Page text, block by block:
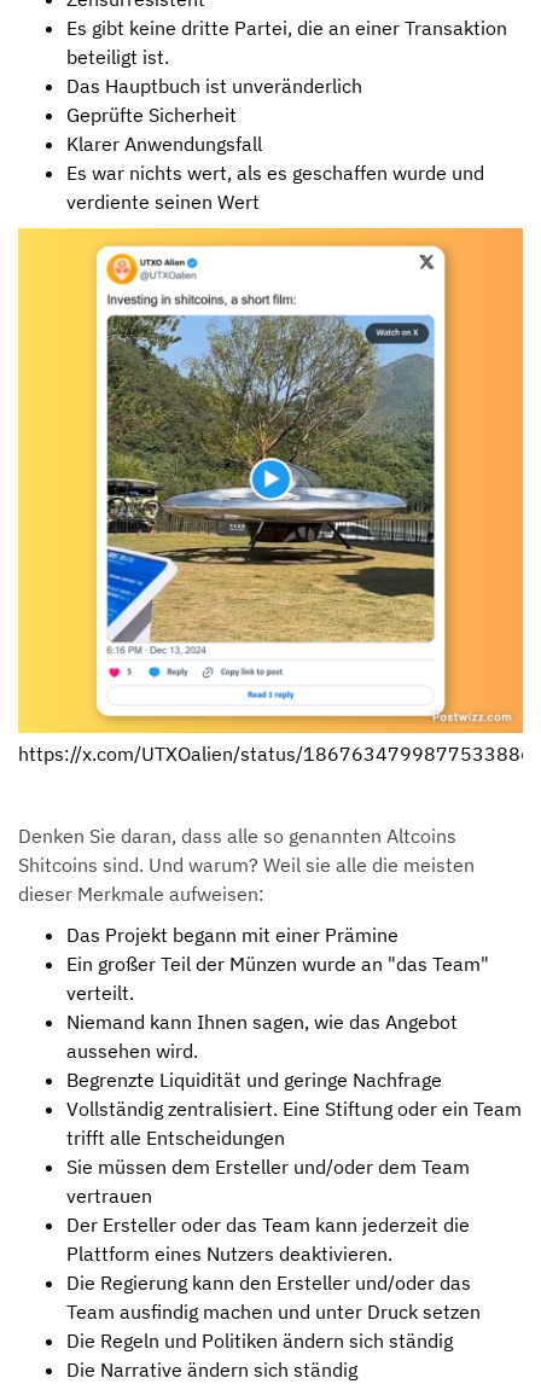
Es gibt keine dritte Partei, die an einer Transaktion
beteiligt ist.
Das Hauptbuch ist unveränderlich
Geprüfte Sicherheit
Klarer Anwendungsfall
Es war nichts wert, als es geschaffen wurde und
verdiente seinen Wert
https://x.com/UTXOalien/status/1867634799877533886
Denken Sie daran, dass alle so genannten Altcoins
Shitcoins sind. Und warum? Weil sie alle die meisten
dieser Merkmale aufweisen:
Das Projekt begann mit einer Prämine
Ein großer Teil der Münzen wurde an "das Team"
verteilt.
Niemand kann Ihnen sagen, wie das Angebot
aussehen wird.
Begrenzte Liquidität und geringe Nachfrage
Vollständig zentralisiert. Eine Stiftung oder ein Team
trifft alle Entscheidungen
Sie müssen dem Ersteller und/oder dem Team
vertrauen
Der Ersteller oder das Team kann jederzeit die
Plattform eines Nutzers deaktivieren.
Die Regierung kann den Ersteller und/oder das
Team ausfindig machen und unter Druck setzen
Die Regeln und Politiken ändern sich ständig
Die Narrative ändern sich ständig